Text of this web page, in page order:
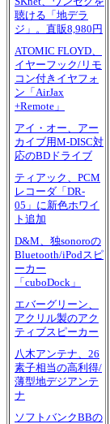
聴ける「地デラ
ジ」。直販8,980円
ATOMIC FLOYD、
イヤーフック/リモ
コン付きイヤフォ
ン「AirJax
+Remote」
アイ・オー、アー
カイブ用M-DISC対
応のBDドライブ
ティアック、PCM
レコーダ「DR-
05」に新色ホワイ
ト追加
D&M、独sonoroの
Bluetooth/iPodスピ
ーカー
「cuboDock」
エバーグリーン、
アクリル製のアク
ティブスピーカー
八木アンテナ、26
素子相当の高利得/
薄型地デジアンテ
ナ
ソフトバンクBBの